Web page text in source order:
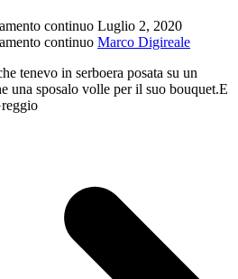
continuo Luglio 2, 2020
continuo Marco Digireale
tenevo in serboera posata su un
una sposalo volle per il suo bouquet.E